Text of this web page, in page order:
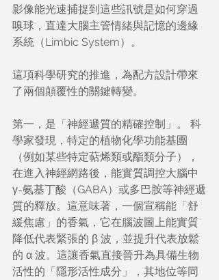
影像能光速捕捉到這些訊號是如何穿過
嗅球，直達大腦主管情緒與記憶的邊緣
系統（Limbic System）。
這項科學研究的推進，為配方設計帶來
了兩個顛覆性的關鍵轉變。
第一，是「神經遞質的精確控制」。 科
學家發現，特定的植物化學功能基團
（例如某些特定萜烯類或酯類分子），
在進入神經網路後，能實質調控大腦中
γ-氨基丁酸（GABA）或多巴胺等神經遞
質的釋放。這意味著，一個宣稱能「舒
緩焦慮」的香氣，它在腦波圖上能實質
降低代表緊張的 β 波，並提升代表放鬆
的 α 波。這讓香氣直接晉升為具備生物
活性的「隱形活性成分」，其地位等同